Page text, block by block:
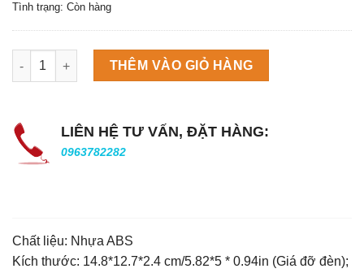
Tình trạng: Còn hàng
Máy làm đá viên Scotsman NW458AS số lượng
THÊM VÀO GIỎ HÀNG
LIÊN HỆ TƯ VẤN, ĐẶT HÀNG:
0963782282
Chất liệu: Nhựa ABS
Kích thước: 14.8*12.7*2.4 cm/5.82*5 * 0.94in (Giá đỡ đèn);